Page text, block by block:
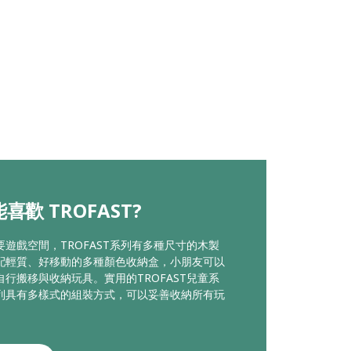
歡 TROFAST?
遊戲空間，TROFAST系列有多種尺寸的木製
輕質、好移動的多種顏色收納盒，小朋友可以
行搬移與收納玩具。實用的TROFAST兒童系
具有多樣式的組裝方式，可以妥善收納所有玩